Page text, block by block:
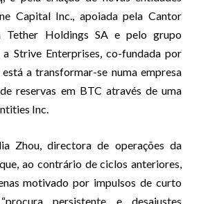
Capital Inc., apoiada pela Cantor
Tether Holdings SA e pelo grupo
Strive Enterprises, co-fundada por
a transformar-se numa empresa
reservas em BTC através de uma
Inc.
Zhou, directora de operações da
ao contrário de ciclos anteriores,
motivado por impulsos de curto
persistente e desajustes